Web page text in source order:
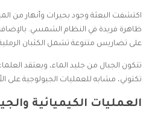
اكتشفت البعثة وجود بحيرات وأنهار من
ظاهرة فريدة في النظام الشمسي.
على تضاريس متنوعة تشمل الكثبان الرملية
تتكون الجبال من جليد الماء، ويعتقد
تكتوني، مشابه للعمليات الجيولوجية على
العمليات الكيميائية